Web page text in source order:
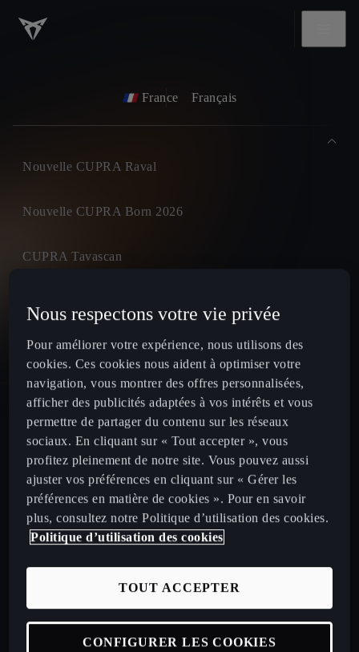
France Français
Nouvelle CUPRA Raval
Nouvelle CUPRA Born 2026
CUPRA Tavascan
CUPRA Formentor
CUPRA Leon
CUPRA Leon Sportstourer
CUPRA Ateca 2020
Nos offres LLD à particuliers
Nous respectons votre vie privée
Pour améliorer votre expérience, nous utilisons des
cookies. Ces cookies nous aident à optimiser votre
navigation, vous montrer des offres personnalisées,
afficher des publicités adaptées à vos intérêts et vous
permettre de partager du contenu sur les réseaux
sociaux. En cliquant sur « Tout accepter », vous
profitez pleinement de notre site. Vous pouvez aussi
ajuster vos préférences en cliquant sur « Gérer les
préférences en matière de cookies ». Pour en savoir
plus, consultez notre Politique d’utilisation des cookies.
Politique d’utilisation des cookies
TOUT ACCEPTER
CONFIGURER LES COOKIES